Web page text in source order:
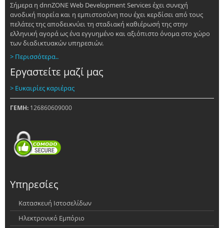
Σήμερα η dnnZONE Web Development Services έχει συνεχή
ανοδική πορεία και η εμπιστοσύνη που έχει κερδίσει από τους
πελάτες της αποδεικνύει τη σταδιακή καθιέρωσή της στην
ελληνική αγορά ως ένα εγγυημένο και αξιόπιστο όνομα στο χώρο
των διαδικτυακών υπηρεσιών.
> Περισσότερα..
Εργαστείτε μαζί μας
> Ευκαιρίες καριέρας
ΓΕΜΗ: 126860609000
Υπηρεσίες
Κατασκευή Ιστοσελίδων
Ηλεκτρονικό Εμπόριο